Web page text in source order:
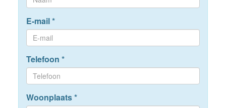
E-mail*
Telefoon *
Woonplaats*